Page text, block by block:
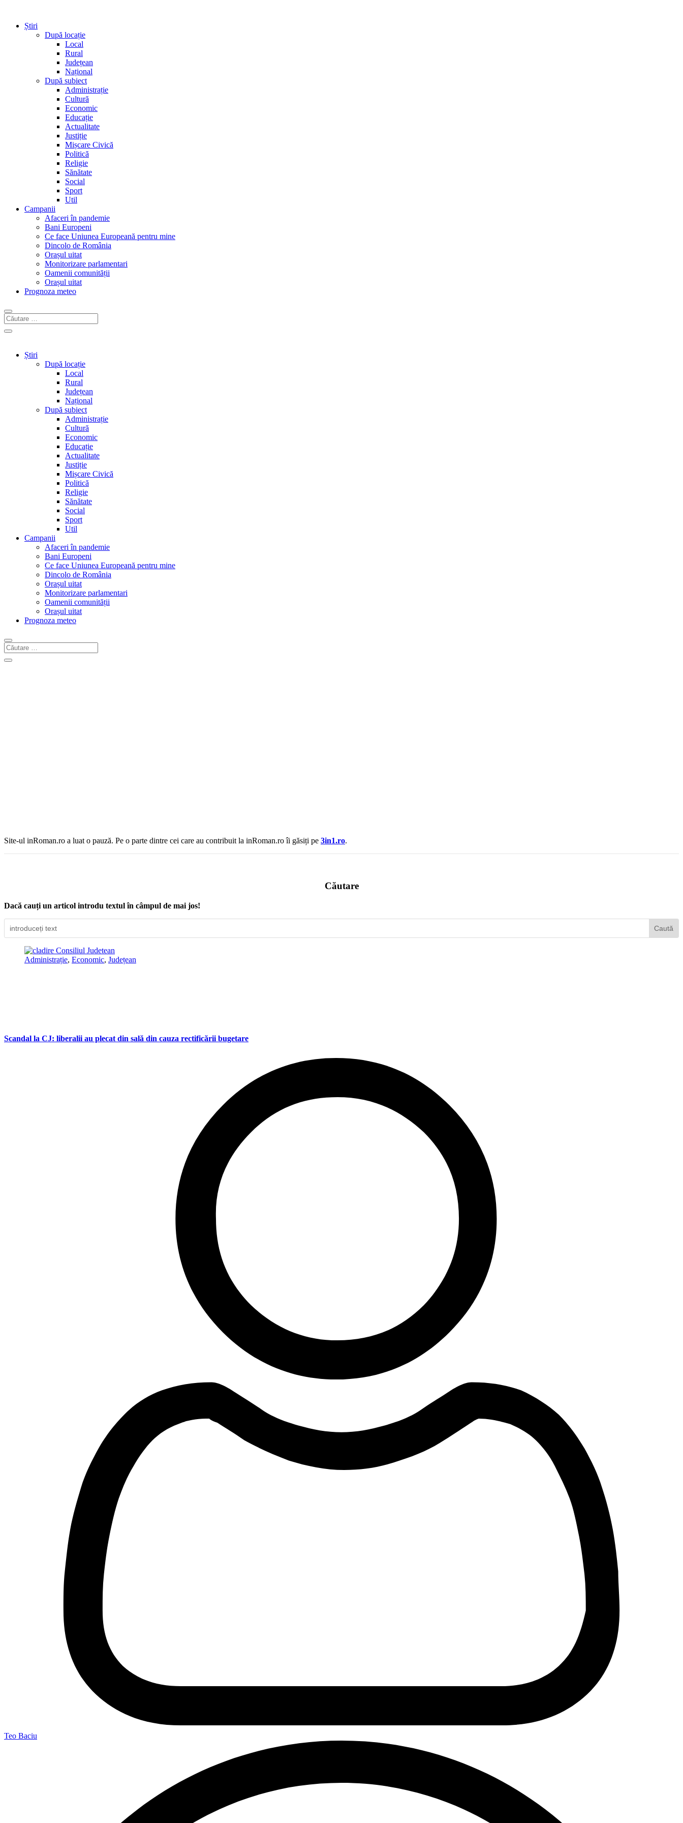
Știri
După locație
Local
Rural
Județean
Național
După subiect
Administrație
Cultură
Economic
Educație
Actualitate
Justiție
Mișcare Civică
Politică
Religie
Sănătate
Social
Sport
Util
Campanii
Afaceri în pandemie
Bani Europeni
Ce face Uniunea Europeană pentru mine
Dincolo de România
Orașul uitat
Monitorizare parlamentari
Oamenii comunității
Orașul uitat
Prognoza meteo
Știri
După locație
Local
Rural
Județean
Național
După subiect
Administrație
Cultură
Economic
Educație
Actualitate
Justiție
Mișcare Civică
Politică
Religie
Sănătate
Social
Sport
Util
Campanii
Afaceri în pandemie
Bani Europeni
Ce face Uniunea Europeană pentru mine
Dincolo de România
Orașul uitat
Monitorizare parlamentari
Oamenii comunității
Orașul uitat
Prognoza meteo
Site-ul inRoman.ro a luat o pauză. Pe o parte dintre cei care au contribuit la inRoman.ro îi găsiți pe 3in1.ro.
Căutare
Dacă cauți un articol introdu textul în câmpul de mai jos!
Administrație, Economic, Județean
Scandal la CJ: liberalii au plecat din sală din cauza rectificării bugetare
Teo Baciu